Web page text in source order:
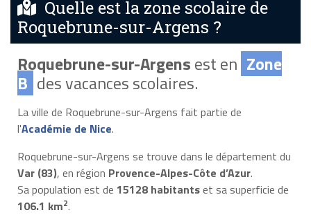
Quelle est la zone scolaire de
Roquebrune-sur-Argens ?
Roquebrune-sur-Argensest en Zone
B des vacances scolaires.
La ville de Roquebrune-sur-Argens fait partie de
l'Académie de Nice.
Roquebrune-sur-Argens se trouve dans le département du
Var (83), en région Provence-Alpes-Côte d’Azur.
Sa population est de 15128 habitantset sa superficie de
106.1 km2.